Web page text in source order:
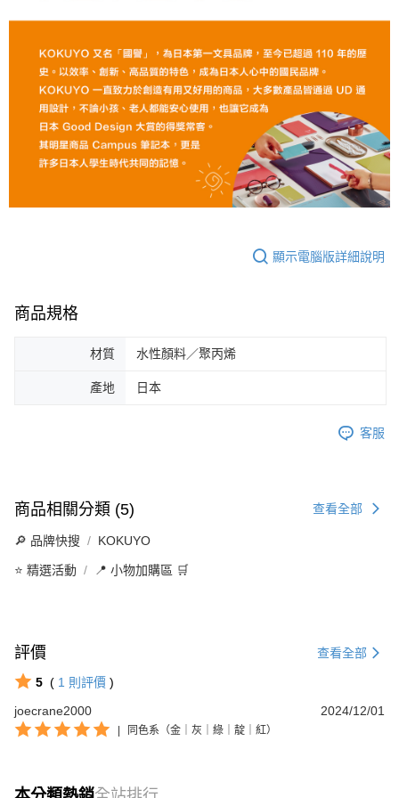
顯示電腦版詳細說明
商品規格
材質 水性顏料／聚丙烯
產地 日本
客服
商品相關分類 (5) 查看全部
🔎 品牌快搜 KOKUYO
⭐ 精選活動 📍 小物加購區 🛒
評價 查看全部
5 ( 1 則評價 )
joecrane2000
2024/12/01
同色系（金｜灰｜綠｜靛｜紅）